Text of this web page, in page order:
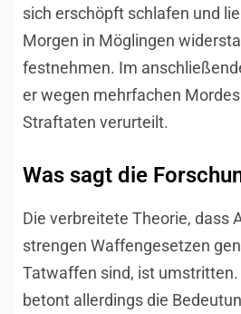
sich erschöpft schlafen und
Morgen in Möglingen
festnehmen. Im
er wegen mehrfachen
Straftaten verurteilt.
Was sagt die
Die verbreitete Theorie, dass
strengen Waffengesetzen
Tatwaffen sind, ist umstritten.
betont allerdings die